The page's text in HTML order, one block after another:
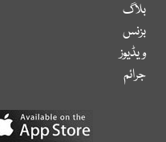
بلاگ
بزنس
ویڈیوز
جرائم